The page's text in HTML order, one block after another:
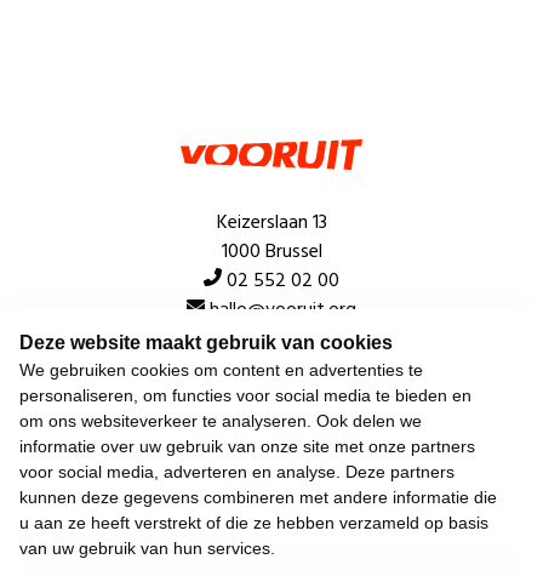
Deze website maakt gebruik van cookies
We gebruiken cookies om content en advertenties te
personaliseren, om functies voor social media te bieden en
om ons websiteverkeer te analyseren. Ook delen we
informatie over uw gebruik van onze site met onze partners
voor social media, adverteren en analyse. Deze partners
kunnen deze gegevens combineren met andere informatie die
u aan ze heeft verstrekt of die ze hebben verzameld op basis
van uw gebruik van hun services.
Keizerslaan 13
1000 Brussel
02 552 02 00
hallo@vooruit.org
Snel
Over de beweging
Algemeen